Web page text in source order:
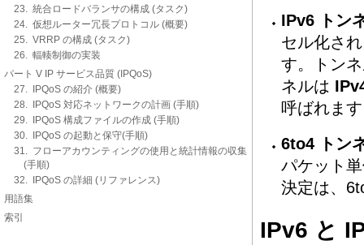
23. 統合ロードバランサの構成 (タスク)
24. 仮想ルーター冗長プロトコル (概要)
25. VRRP の構成 (タスク)
26. 輻輳制御の実装
パート V IP サービス品質 (IPQoS)
27. IPQoS の紹介 (概要)
28. IPQoS 対応ネットワークの計画 (手順)
29. IPQoS 構成ファイルの作成 (手順)
30. IPQoS の起動と保守(手順)
31. フローアカウンティングの使用と統計情報の収集
(手順)
32. IPQoS の詳細 (リファレンス)
用語集
索引
IPv6 トン
セル化さ
す。トン
ネルは
呼ばれま
6to4 トン
パケット
決定は、
IPv6 と